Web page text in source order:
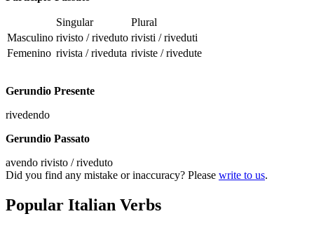
Singular
Plural
Masculino rivisto / riveduto rivisti / riveduti
Femenino rivista / riveduta riviste / rivedute
Gerundio Presente
rivedendo
Gerundio Passato
avendo rivisto / riveduto
Did you find any mistake or inaccuracy? Please write to us.
Popular Italian Verbs